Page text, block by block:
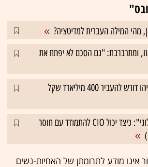
מהי המילה העברית למדיטציה?
ומתרברבת: "גם הסכם לא יפתח את
חשיפת גלובס: נתניהו דורש להעביר 400 מיליארד שקל
מודל "הבית הטכנולוגי": כיצד יכול CIO להתמודד עם חוסר
)
אינו מודע לתרומתן של האחיות-נשים